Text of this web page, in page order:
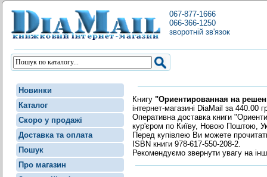
067-877-1666
066-366-1250
зворотній зв'язок
Новинки
Каталог
Скоро у продажі
Доставка та оплата
Пошук
Про магазин
Книгу "Ориентированная на
інтернет-магазині DiaMail за 440.00
Оперативна доставка книги
кур'єром по Київу, Новою Поштою,
Перед купівлею Ви можете
ISBN книги 978-617-550-208-2.
Рекомендуємо звернути увагу на